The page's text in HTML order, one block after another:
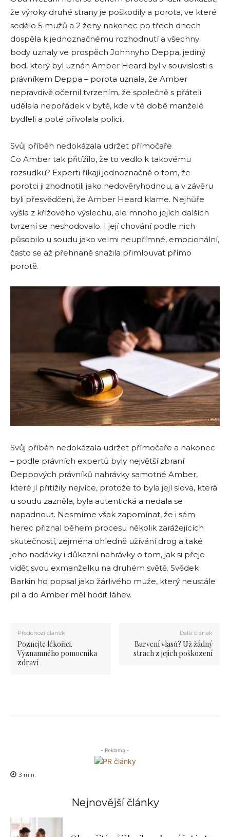
že výroky druhé strany je poškodily a porota, ve které
sedělo 5 mužů a 2 ženy nakonec po třech dnech
dospěla k jednoznačnému rozhodnutí a všechny
body uznaly ve prospěch Johnnyho Deppa, jediný
bod, který byl uznán Amber Heard byl v souvislosti s
právníkem Deppa – porota uznala, že Amber
nepravdivě očernil tvrzením, že společně s přáteli
udělala nepořádek v bytě, kde v té době manželé
bydleli a poté přivolala policii.
Svůj příběh nedokázala udržet přímočaře
Co Amber tak přitížilo, že to vedlo k takovému
rozsudku? Experti říkají jednoznačně o tom, že
porotci ji zhodnotili jako nedověryhodnou, a v závěru
byli přesvědčeni, že Amber Heard klame. Nejhůře
vyšla z křížového výslechu, ale mnoho jejích dalších
tvrzení se neshodovalo. I její chování podle nich
působilo u soudu jako velmi neupřímné, emocionální,
často se až přehnaně snažila přimlouvat přímo
porotě.
Svůj příběh nedokázala udržet přímočaře a nakonec
– podle právních expertů byly největší zbraní
Deppových právníků nahrávky samotné Amber,
které jí přitížily nejvíce, protože to byla její slova, která
u soudu zazněla, byla autentická a nedala se
napadnout. Nesmíme však zapomínat, že i sám
herec přiznal během procesu několik zarážejících
skutečností, zejména ohledně užívání drog a také
jeho nadávky i důkazní nahrávky o tom, jak si přeje
vidět svou exmanželku na druhém světě. Svědek
Barkin ho popsal jako žárlivého muže, který neustále
pil a do Amber měl hodit láhev.
Předchozí článek
Poznejte lékořici.
Významného pomocníka
zdraví
Další článek
Barvení vlasů? Už žádný
strach z jejich poškození
- Reklama -
3 min.
Nejnovější články